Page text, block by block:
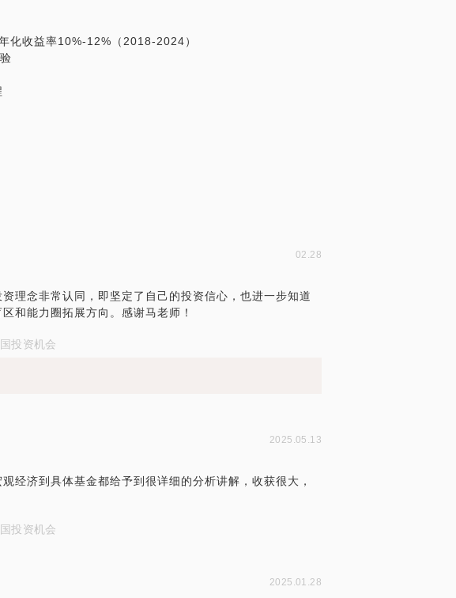
化收益率10%-12%（2018-2024）
02.28
理念非常认同，即坚定了自己的投资信心，也进一步知道
和能力圈拓展方向。感谢马老师！
投资机会
2025.05.13
经济到具体基金都给予到很详细的分析讲解，收获很大，
投资机会
2025.01.28